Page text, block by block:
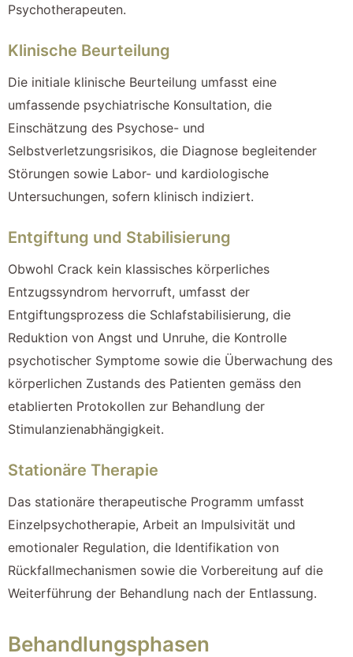
Psychotherapeuten.
Klinische Beurteilung
Die initiale klinische Beurteilung umfasst eine
umfassende psychiatrische Konsultation, die
Einschätzung des Psychose- und
Selbstverletzungsrisikos, die Diagnose begleitender
Störungen sowie Labor- und kardiologische
Untersuchungen, sofern klinisch indiziert.
Entgiftung und Stabilisierung
Obwohl Crack kein klassisches körperliches
Entzugssyndrom hervorruft, umfasst der
Entgiftungsprozess die Schlafstabilisierung, die
Reduktion von Angst und Unruhe, die Kontrolle
psychotischer Symptome sowie die Überwachung des
körperlichen Zustands des Patienten gemäss den
etablierten Protokollen zur Behandlung der
Stimulanzienabhängigkeit.
Stationäre Therapie
Das stationäre therapeutische Programm umfasst
Einzelpsychotherapie, Arbeit an Impulsivität und
emotionaler Regulation, die Identifikation von
Rückfallmechanismen sowie die Vorbereitung auf die
Weiterführung der Behandlung nach der Entlassung.
Behandlungsphasen